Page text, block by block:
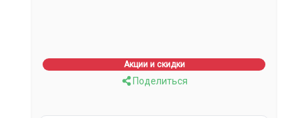
Акции и скидки
Поделиться